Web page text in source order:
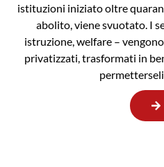
istituzioni iniziato oltre
abolito, viene svuotato. I
istruzione, welfare –
privatizzati, trasformati in